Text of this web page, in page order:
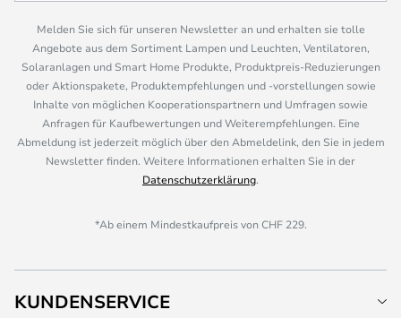
Melden Sie sich für unseren Newsletter an und erhalten sie tolle
Angebote aus dem Sortiment Lampen und Leuchten, Ventilatoren,
Solaranlagen und Smart Home Produkte, Produktpreis-Reduzierungen
oder Aktionspakete, Produktempfehlungen und -vorstellungen sowie
Inhalte von möglichen Kooperationspartnern und Umfragen sowie
Anfragen für Kaufbewertungen und Weiterempfehlungen. Eine
Abmeldung ist jederzeit möglich über den Abmeldelink, den Sie in jedem
Newsletter finden. Weitere Informationen erhalten Sie in der
Datenschutzerklärung.
*Ab einem Mindestkaufpreis von CHF 229.
KUNDENSERVICE